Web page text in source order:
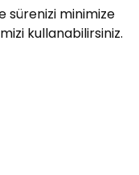
sürenizi minimize
kullanabilirsiniz.